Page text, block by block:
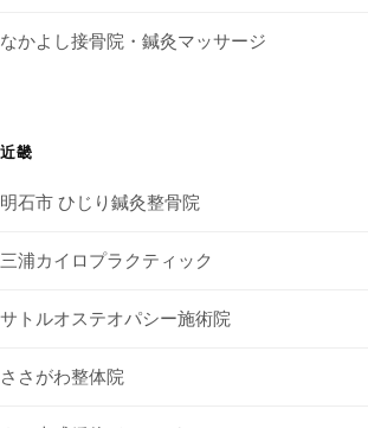
なかよし接骨院・鍼灸マッサージ
近畿
明石市 ひじり鍼灸整骨院
三浦カイロプラクティック
サトルオステオパシー施術院
ささがわ整体院